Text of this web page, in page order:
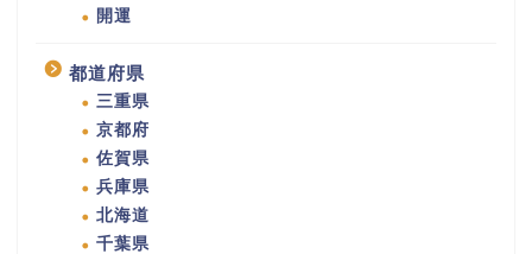
開運
都道府県
三重県
京都府
佐賀県
兵庫県
北海道
千葉県